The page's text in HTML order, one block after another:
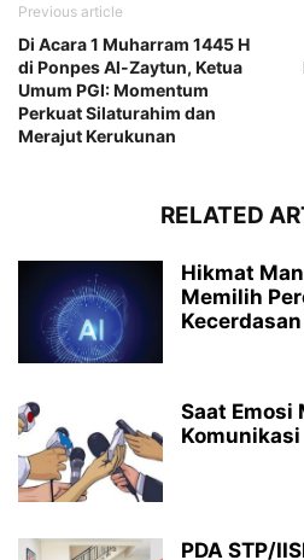
Previous article
Di Acara 1 Muharram 1445 H
di Ponpes Al-Zaytun, Ketua
Umum PGI: Momentum
Perkuat Silaturahim dan
Merajut Kerukunan
RELATED
Hikmat
Memilih
Saat Emosi
Komunikasi
PDA STP/